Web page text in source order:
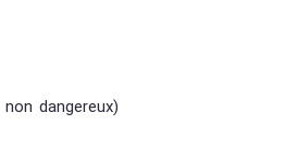
dangereux)